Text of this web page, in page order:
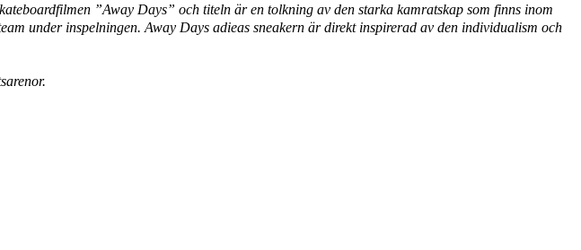
”Away Days” och titeln är en tolkning av den starka kamratskap som finns inom
under inspelningen. Away Days adieas sneakern är direkt inspirerad av den individualism och